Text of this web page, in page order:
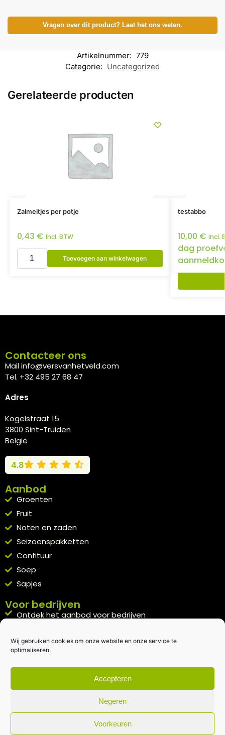
Wij gebruiken cookies om onze website en onze service te
optimaliseren.
Accepteren
Negeren
Voorkeuren
Vragen over dit product? Laat het ons weten.
Artikelnummer: 779
Categorie: Uncategorized
Gerelateerde producten
Zalmeitjes per potje
0,43 € Incl. BTW
Toevoegen aan winkelwagen
testabbo
10,00 € Incl.
dag
Contacteer ons
Mail info@versvanhetveld.com
Tel. +32 495 27 68 47
Adres
Kogelstraat 15
3800 Sint-Truiden
België
4.8
Aanbod
Groenten
Fruit
Noten en zaden
Seizoenspakketten
Confituur
Soep
Sapjes
Voor bedrijven
Ontdek het aanbod voor bedrijven
Kennismakingspakket aanvragen
Blijft op de hoogte
Rechtstreeks van het veld naar je inbox.
Inschrijven nieuwsbrief